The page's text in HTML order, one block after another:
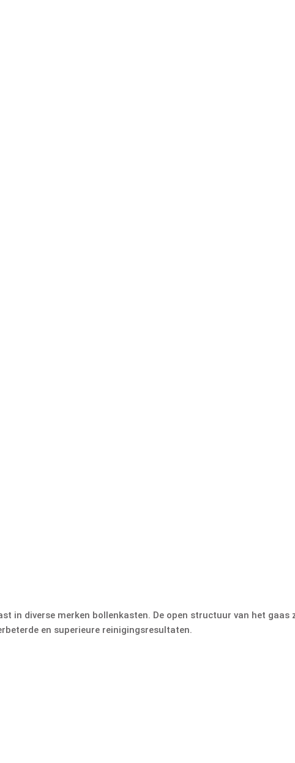
in diverse merken bollenkasten. De open structuur van het gaas
en superieure reinigingsresultaten.